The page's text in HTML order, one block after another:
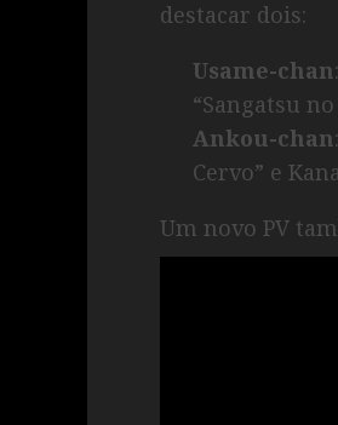
destacar dois:
Usame-chan
“Sangatsu
Ankou-chan
Cervo” e
Um novo PV